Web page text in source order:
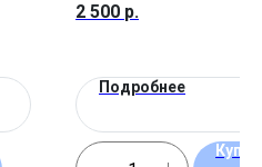
2 500 р.
Подробнее